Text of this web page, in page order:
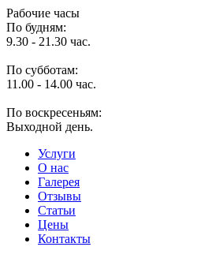
Рабочие часы
По будням:
9.30 - 21.30 час.
По субботам:
11.00 - 14.00 час.
По воскресеньям:
Выходной день.
Услуги
O нас
Галерея
Отзывы
Статьи
Цены
Контакты